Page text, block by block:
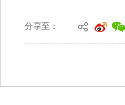
分享至：